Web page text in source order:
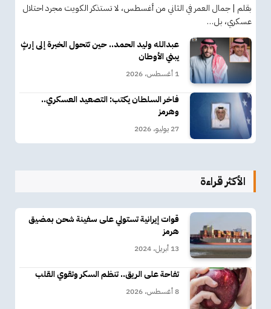
بقلم | جمال العمر في الثاني من أغسطس، لا تستذكر الكويت مجرد احتلال
عسكري، بل…
عبدالله وليد الحمد.. حين تتحول الخبرة إلى إرثٍ
يبني الأوطان
1 أغسطس، 2026
فاخر السلطان يكتب: التصعيد العسكري..
وهرمز
27 يوليو، 2026
الأكثر قراءة
قوات إيرانية تستولي على سفينة شحن بمضيق
هرمز
13 أبريل، 2024
تفاحة على الريق.. تنظم السكر وتقوي القلب
8 أغسطس، 2026